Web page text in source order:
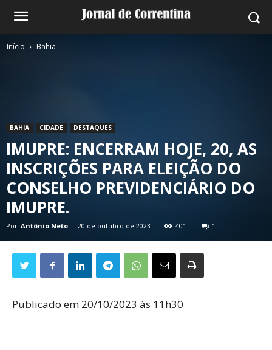
Início Bahia
BAHIA CIDADE DESTAQUES
IMUPRE: ENCERRAM HOJE, 20, AS
INSCRIÇÕES PARA ELEIÇÃO DO
CONSELHO PREVIDENCIÁRIO DO
IMUPRE.
Por Antônio Neto - 20 de outubro de 2023 401 1
Publicado em 20/10/2023 às 11h30